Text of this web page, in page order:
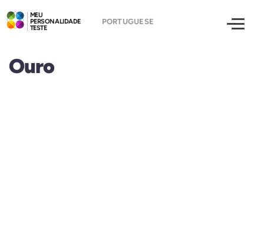
MEU
PERSONALIDADE
TESTE
Ouro